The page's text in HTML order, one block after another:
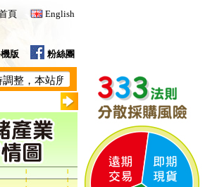
頁 English
版 粉絲團
本站所提供的價格僅供參考~